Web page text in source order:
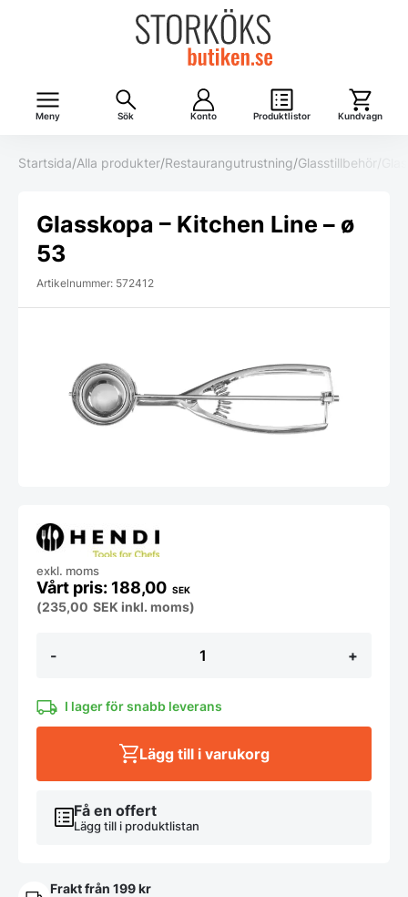
Meny Sök Konto Produktlistor Kundvagn
Startsida/Alla produkter/Restaurangutrustning/Glasstillbehör /
Glasskopa – Kitchen Line – ø
53
Artikelnummer: 572412
-
-
+
188,00 SEK
exkl. moms
(235,00 SEK inkl. moms)
I lager för snabb leverans
Få en offert
Lägg till i produktlistan
Lägg till i varukorg
Frakt från 199 kr